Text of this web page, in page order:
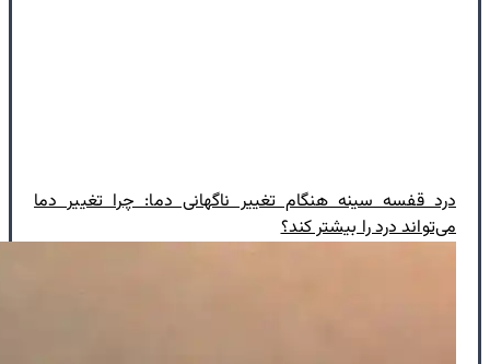
درد قفسه سینه هنگام تغییر ناگهانی دما: چرا تغییر دما
می‌تواند درد را بیشتر کند؟